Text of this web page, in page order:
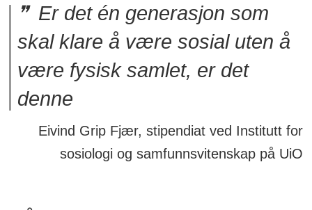
Er det én generasjon som
skal klare å være sosial uten å
være fysisk samlet, er det
denne
Eivind Grip Fjær, stipendiat ved Institutt for
sosiologi og samfunnsvitenskap på UiO